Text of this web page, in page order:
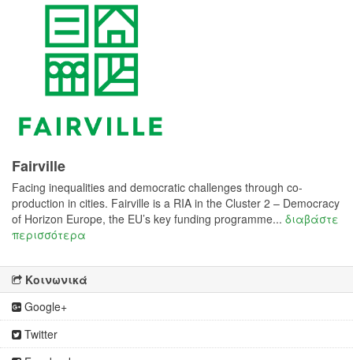
Fairville
Facing inequalities and democratic challenges through co-
production in cities. Fairville is a RIA in the Cluster 2 – Democracy
of Horizon Europe, the EU’s key funding programme... διαβάστε
περισσότερα
Κοινωνικά
Google+
Twitter